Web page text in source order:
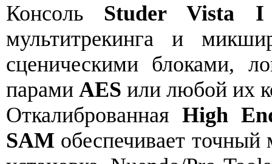
Консоль Studer Vista I
мультитрекинга и
сценическими блоками,
парами AES или любой их
Откалиброванная High
SAM обеспечивает